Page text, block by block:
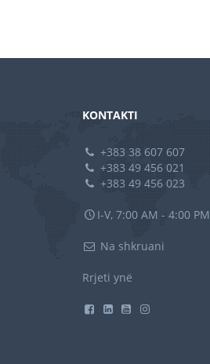
KONTAKTI
+383 38 607 607
+383 49 456 021
+383 49 456 023
I-V, 7:00 AM - 4:00 PM
Na shkruani
Rrjeti ynë